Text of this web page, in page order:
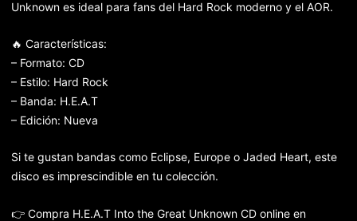
Unknown es ideal para fans del Hard Rock moderno y el AOR.
🔥 Características:
– Formato: CD
– Estilo: Hard Rock
– Banda: H.E.A.T
– Edición: Nueva
Si te gustan bandas como Eclipse, Europe o Jaded Heart, este
disco es imprescindible en tu colección.
👉 Compra H.E.A.T Into the Great Unknown CD online en